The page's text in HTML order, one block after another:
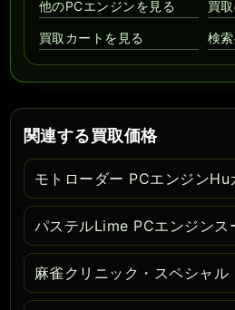
他のPCエンジンを見る
買
買取カートを見る 検
関連する買取価格
モトローダー PCエンジンHu
パステルLime PCエンジンス
麻雀クリニック・スペシャル